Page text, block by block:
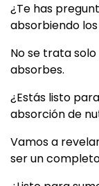
¿Te has
absorbiendo
No se trata
absorbes.
¿Estás listo
absorción de
Vamos a
ser un